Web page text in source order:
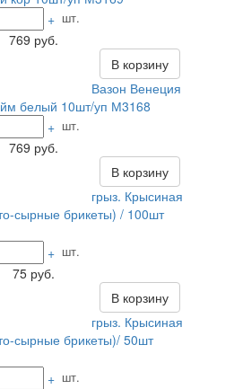
+ шт.
769 руб.
В корзину
Вазон Венеция
белый 10шт/уп М3168
+ шт.
769 руб.
В корзину
грыз. Крысиная
сырные брикеты) / 100шт
+ шт.
75 руб.
В корзину
грыз. Крысиная
сырные брикеты)/ 50шт
+ шт.